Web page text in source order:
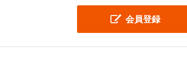
会員登録